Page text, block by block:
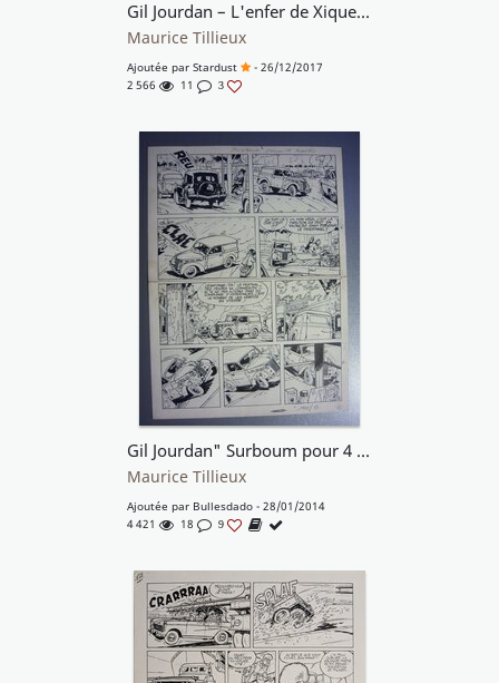
Gil Jourdan – L'enfer de Xique-Xique
Maurice Tillieux
Ajoutée par Stardust
- 26/12/2017
2 566
11 3
Gil Jourdan" Surboum pour 4 roues"
Maurice Tillieux
Ajoutée par Bullesdado - 28/01/2014
4 421
18 9